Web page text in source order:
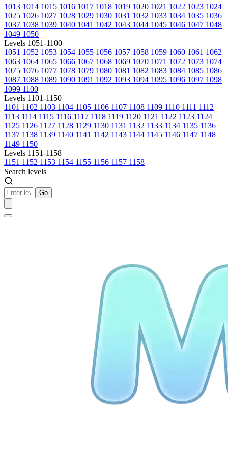
1013 1014 1015 1016 1017 1018 1019 1020 1021 1022 1023 1024
1025 1026 1027 1028 1029 1030 1031 1032 1033 1034 1035 1036
1037 1038 1039 1040 1041 1042 1043 1044 1045 1046 1047 1048
1049 1050
Levels 1051-1100
1051 1052 1053 1054 1055 1056 1057 1058 1059 1060 1061 1062
1063 1064 1065 1066 1067 1068 1069 1070 1071 1072 1073 1074
1075 1076 1077 1078 1079 1080 1081 1082 1083 1084 1085 1086
1087 1088 1089 1090 1091 1092 1093 1094 1095 1096 1097 1098
1099 1100
Levels 1101-1150
1101 1102 1103 1104 1105 1106 1107 1108 1109 1110 1111 1112
1113 1114 1115 1116 1117 1118 1119 1120 1121 1122 1123 1124
1125 1126 1127 1128 1129 1130 1131 1132 1133 1134 1135 1136
1137 1138 1139 1140 1141 1142 1143 1144 1145 1146 1147 1148
1149 1150
Levels 1151-1158
1151 1152 1153 1154 1155 1156 1157 1158
Search levels
Go